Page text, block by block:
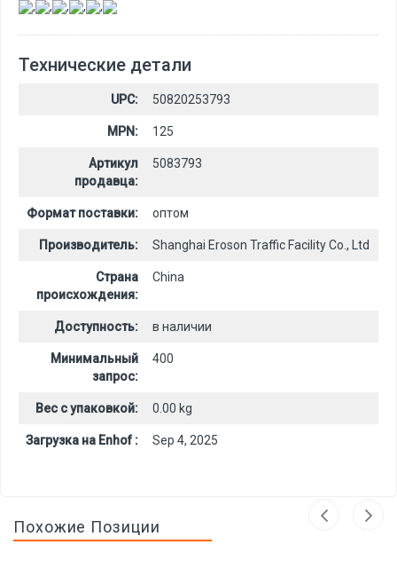
, , , , ,
Технические детали
UPC: 50820253793
MPN: 125
Артикул
продавца:
5083793
Формат поставки: оптом
Производитель: Shanghai Eroson Traffic Facility Co., Ltd
Страна
происхождения:
China
Доступность: в наличии
Минимальный
запрос:
400
Вес с упаковкой: 0.00 kg
Загрузка на Enhof : Sep 4, 2025
Похожие Позиции